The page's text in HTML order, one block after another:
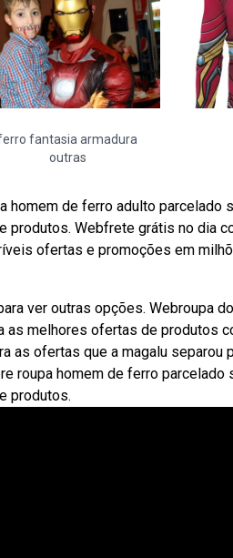
fantasia armadura
outras
homem de ferro adulto
Webfrete grátis no dia
ofertas e promoções em
ver outras opções. Webroupa
as melhores ofertas de produtos
as ofertas que a magalu separou
roupa homem de ferro
produtos.